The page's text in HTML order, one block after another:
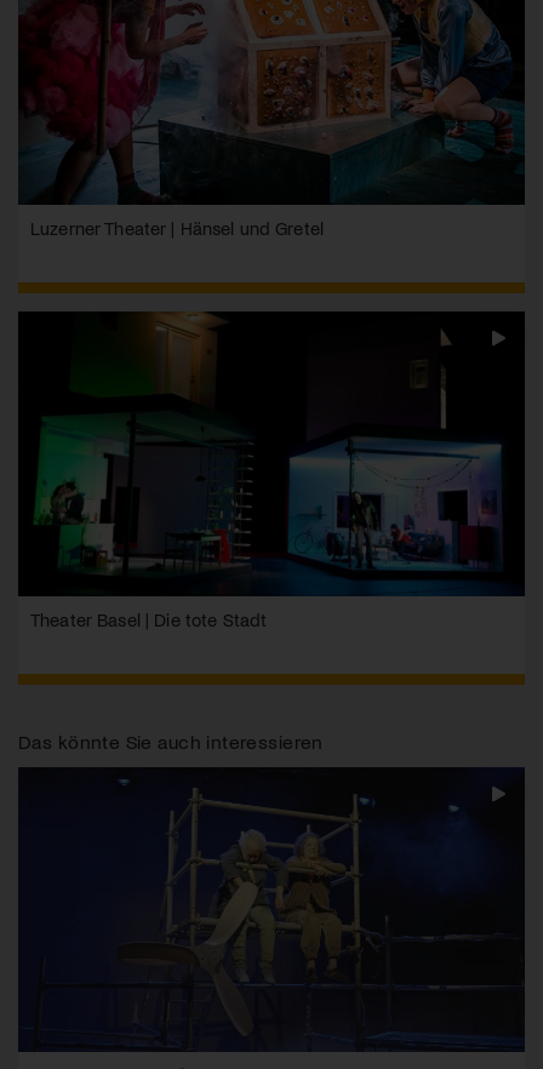
Luzerner Theater | Hänsel und Gretel
Theater Basel | Die tote Stadt
Das könnte Sie auch interessieren